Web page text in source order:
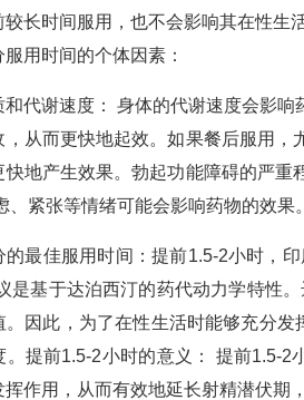
长时间服用，也不会影响其在性生
用时间的个体因素：
和代谢速度： 身体的代谢速度会影
，从而更快地起效。如果餐后服用
快地产生效果。勃起功能障碍的严
、紧张等情绪可能会影响药物的效果。
的最佳服用时间：提前1.5-2小时，
是基于达泊西汀的药代动力学特性
。因此，为了在性生活时能够充分
。提前1.5-2小时的意义： 提前1.5-
挥作用，从而有效地延长射精潜伏期